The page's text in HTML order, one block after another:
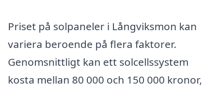
Priset på solpaneler i Långviksmon kan
variera beroende på flera faktorer.
Genomsnittligt kan ett solcellssystem
kosta mellan 80 000 och 150 000 kronor,